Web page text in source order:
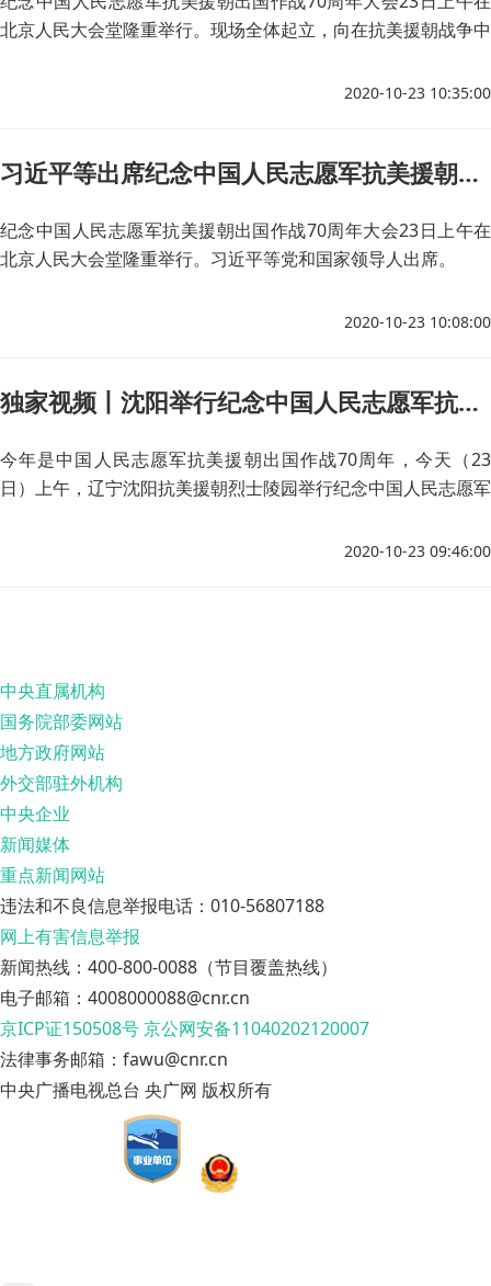
北京人民大会堂隆重举行。现场全体起立，向在抗美援朝战争中
2020-10-23 10:35:00
习近平等出席纪念中国人民志愿军抗美援朝出国作战70周年大会
纪念中国人民志愿军抗美援朝出国作战70周年大会23日上午在
北京人民大会堂隆重举行。习近平等党和国家领导人出席。
2020-10-23 10:08:00
独家视频丨沈阳举行纪念中国人民志愿军抗美援朝出国作战70周年敬献花篮活动
今年是中国人民志愿军抗美援朝出国作战70周年，今天（23
日）上午，辽宁沈阳抗美援朝烈士陵园举行纪念中国人民志愿军
2020-10-23 09:46:00
中央直属机构
国务院部委网站
地方政府网站
外交部驻外机构
中央企业
新闻媒体
重点新闻网站
违法和不良信息举报电话：010-56807188
网上有害信息举报
新闻热线：400-800-0088（节目覆盖热线）
电子邮箱：4008000088@cnr.cn
京ICP证150508号京公网安备11040202120007
法律事务邮箱：fawu@cnr.cn
中央广播电视总台 央广网 版权所有